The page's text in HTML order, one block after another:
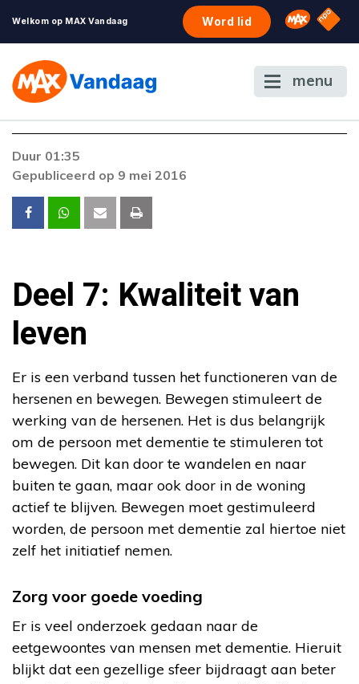
Welkom op MAX Vandaag Word lid Omroep
NPO
menu
Duur 01:35
Gepubliceerd op 9 mei 2016
Deel 7: Kwaliteit van
leven
Er is een verband tussen het functioneren van de
hersenen en bewegen. Bewegen stimuleert de
werking van de hersenen. Het is dus belangrijk
om de persoon met dementie te stimuleren tot
bewegen. Dit kan door te wandelen en naar
buiten te gaan, maar ook door in de woning
actief te blijven. Bewegen moet gestimuleerd
worden, de persoon met dementie zal hiertoe niet
zelf het initiatief nemen.
Zorg voor goede voeding
Er is veel onderzoek gedaan naar de
eetgewoontes van mensen met dementie. Hieruit
blijkt dat een gezellige sfeer bijdraagt aan beter